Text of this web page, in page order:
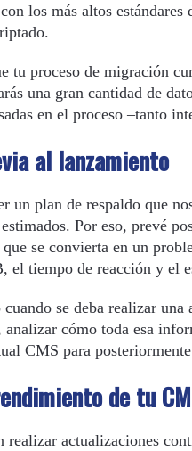
los más altos
tu proceso de migración
una gran cantidad de
en el proceso –tanto
al lanzamiento
un plan de respaldo que
Por eso, prevé
se convierta en un
el tiempo de reacción y el
cuando se deba realizar
cómo toda esa
CMS para
de tu
realizar actualizaciones